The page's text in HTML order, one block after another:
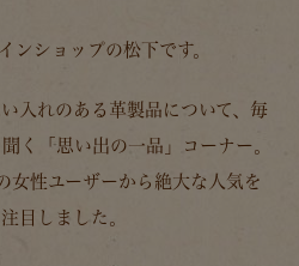
ンショップの松下です。
入れのある革製品について、毎
く「思い出の一品」コーナー。
女性ユーザーから絶大な人気を
目しました。